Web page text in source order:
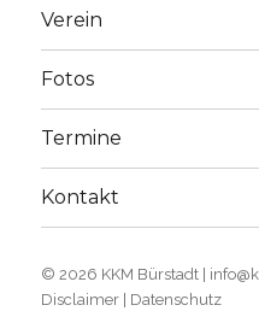
Verein
Fotos
Termine
Kontakt
© 2026 KKM Bürstadt
Disclaimer
Datenschutz